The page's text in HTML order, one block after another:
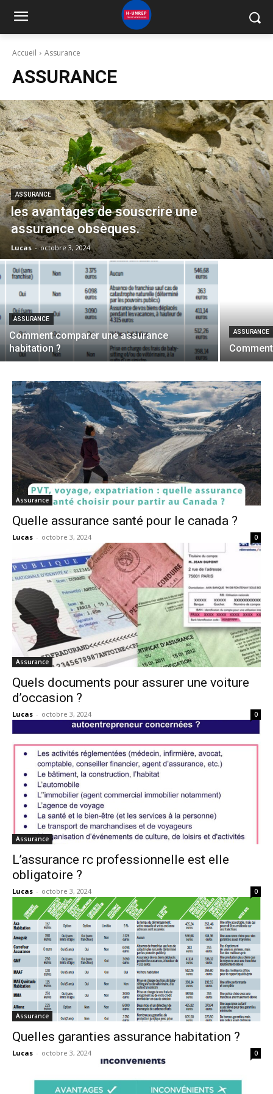
Accueil Assurance
ASSURANCE
ASSURANCE
les avantages de souscrire une
assurance obsèques.
Lucas - octobre 3, 2024
ASSURANCE
Comment comparer une assurance
habitation ?
ASSURANCE
Assurance
Quelle assurance santé pour le canada ?
Lucas - octobre 3, 2024 0
Assurance
Quels documents pour assurer une voiture
d’occasion ?
Lucas - octobre 3, 2024 0
Assurance
L’assurance rc professionnelle est elle
obligatoire ?
Lucas - octobre 3, 2024 0
Assurance
Quelles garanties assurance habitation ?
Lucas - octobre 3, 2024 0